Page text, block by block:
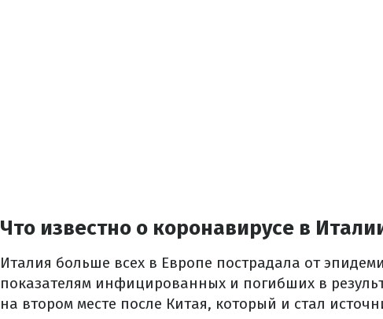
Что известно о коронавирусе в
Италия больше всех в Европе пострадала от
показателям инфицированных и погибших в
на втором месте после Китая, который и стал